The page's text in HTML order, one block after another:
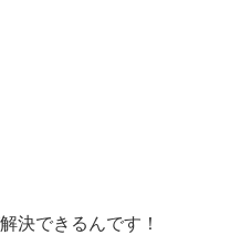
決できるんです！